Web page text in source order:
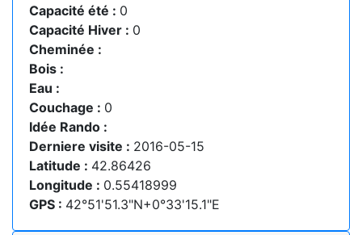
Capacité été : 0
Capacité Hiver : 0
Cheminée :
Bois :
Eau :
Couchage : 0
Idée Rando :
Derniere visite : 2016-05-15
Latitude : 42.86426
Longitude : 0.55418999
GPS : 42°51'51.3"N+0°33'15.1"E